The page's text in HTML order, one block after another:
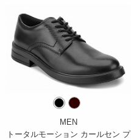
MEN
トータルモーション カールセン プ